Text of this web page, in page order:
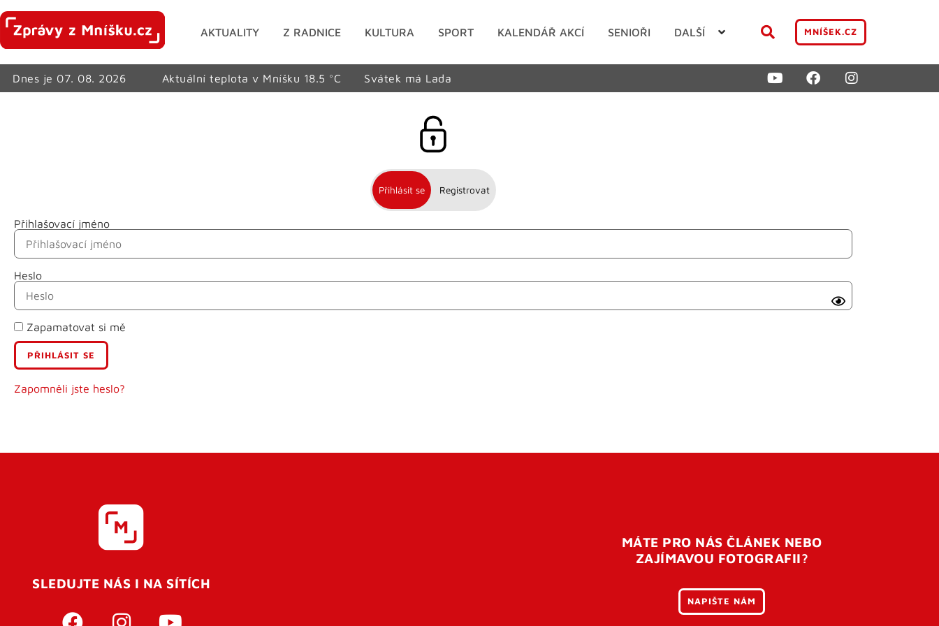
AKTUALITY Z RADNICE KULTURA SPORT KALENDÁŘ AKCÍ SENIOŘI DALŠÍ MNÍŠEK.CZ
Dnes je 07. 08. 2026 Aktuální teplota v Mníšku 18.5 °C Svátek má Lada
Přihlásit se Registrovat
Přihlašovací jméno
Heslo
Zapamatovat si mě
Zapomněli jste heslo?
Jméno
Příjmení
E-mail
Uživatelské jméno
SLEDUJTE NÁS I NA SÍTÍCH
MÁTE PRO NÁS ČLÁNEK NEBO
ZAJÍMAVOU FOTOGRAFII?
NAPIŠTE NÁM